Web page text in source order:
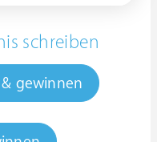
schreiben
gewinnen